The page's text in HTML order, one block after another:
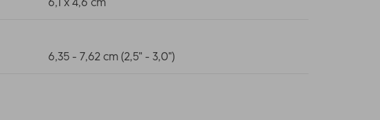
6,35 - 7,62 cm (2,5" - 3,0")